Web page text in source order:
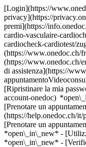
[Login](https://
privacy](https://
premi](https://
cardio-vasculaire-
cardiocheck-cardiotest/
(https://www.onedoc.ch/
(https://www.onedoc.ch/
di assistenza](https://
[Ripristinare la mia
account-onedoc)
[Prenotare un
(https://help.onedoc.ch/
[Prenotare un
*open\_in\_new* -
*open\_in\_new* - [Verificare se un appuntamento è confermato](https://help.onedoc.ch/it/verificare-se-un-appuntamento-%C3%A8-confermato) *open\_in\_new* - [Annullare un appuntamento prenotato online su OneDoc](https://help.onedoc.ch/it/annullare-un-appuntamento-prenotato-online-su-onedoc) *open\_in\_new* - [Non ho ricevuto la conferma dell'appuntamento](https://help.onedoc.ch/it/non-ho-ricevuto-la-